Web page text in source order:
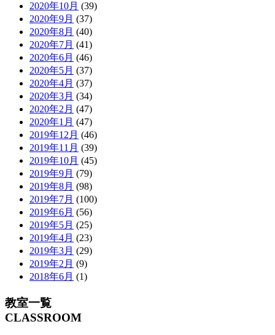
2020年10月 (39)
2020年9月 (37)
2020年8月 (40)
2020年7月 (41)
2020年6月 (46)
2020年5月 (37)
2020年4月 (37)
2020年3月 (34)
2020年2月 (47)
2020年1月 (47)
2019年12月 (46)
2019年11月 (39)
2019年10月 (45)
2019年9月 (79)
2019年8月 (98)
2019年7月 (100)
2019年6月 (56)
2019年5月 (25)
2019年4月 (23)
2019年3月 (29)
2019年2月 (9)
2018年6月 (1)
教室一覧
CLASSROOM